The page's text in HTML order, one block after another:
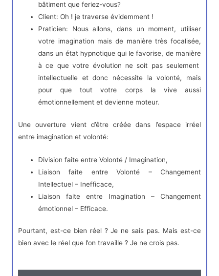
bâtiment que feriez-vous?
Client: Oh ! je traverse évidemment !
Praticien: Nous allons, dans un moment, utiliser
votre imagination mais de manière très focalisée,
dans un état hypnotique qui le favorise, de manière
à ce que votre évolution ne soit pas seulement
intellectuelle et donc nécessite la volonté, mais
pour que tout votre corps la vive aussi
émotionnellement et devienne moteur.
Une ouverture vient d’être créée dans l’espace irréel
entre imagination et volonté:
Division faite entre Volonté / Imagination,
Liaison faite entre Volonté – Changement
Intellectuel – Inefficace,
Liaison faite entre Imagination – Changement
émotionnel – Efficace.
Pourtant, est-ce bien réel ? Je ne sais pas. Mais est-ce
bien avec le réel que l’on travaille ? Je ne crois pas.